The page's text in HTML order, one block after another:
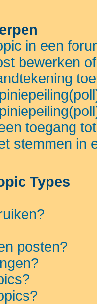
in een
bewerken
toegang
stemmen in
Types
posten?